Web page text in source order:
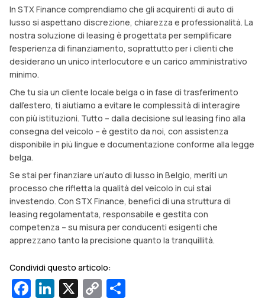
In STX Finance comprendiamo che gli acquirenti di auto di
lusso si aspettano discrezione, chiarezza e professionalità. La
nostra soluzione di leasing è progettata per semplificare
l’esperienza di finanziamento, soprattutto per i clienti che
desiderano un unico interlocutore e un carico amministrativo
minimo.
Che tu sia un cliente locale belga o in fase di trasferimento
dall’estero, ti aiutiamo a evitare le complessità di interagire
con più istituzioni. Tutto – dalla decisione sul leasing fino alla
consegna del veicolo – è gestito da noi, con assistenza
disponibile in più lingue e documentazione conforme alla legge
belga.
Se stai per finanziare un’auto di lusso in Belgio, meriti un
processo che rifletta la qualità del veicolo in cui stai
investendo. Con STX Finance, benefici di una struttura di
leasing regolamentata, responsabile e gestita con
competenza – su misura per conducenti esigenti che
apprezzano tanto la precisione quanto la tranquillità.
Condividi questo articolo:
Facebook
LinkedIn
X Copy